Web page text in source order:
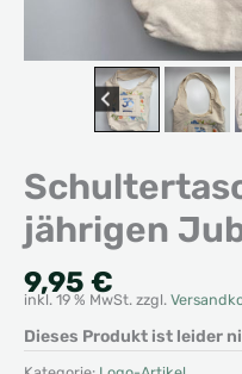
jährigen
9,95 €
inkl. 19 % MwSt. zzgl.
Dieses Produkt ist leider